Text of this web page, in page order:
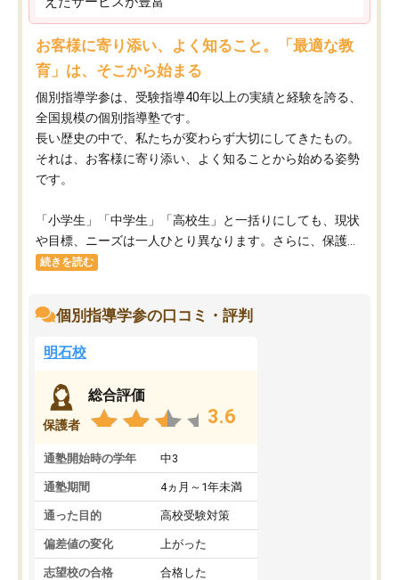
お客様に寄り添い、よく知ること。「最適な教
育」は、そこから始まる
個別指導学参は、受験指導40年以上の実績と経験を誇る、
全国規模の個別指導塾です。
長い歴史の中で、私たちが変わらず大切にしてきたもの。
それは、お客様に寄り添い、よく知ることから始める姿勢
です。
「小学生」「中学生」「高校生」と一括りにしても、現状
や目標、ニーズは一人ひとり異なります。さらに、保護...
続きを読む
個別指導学参の口コミ・評判
明石校
保護者
総合評価
3.6
通塾開始時の学年 中3
通塾期間 4ヵ月～1年未満
通った目的 高校受験対策
偏差値の変化 上がった
志望校の合格 合格した